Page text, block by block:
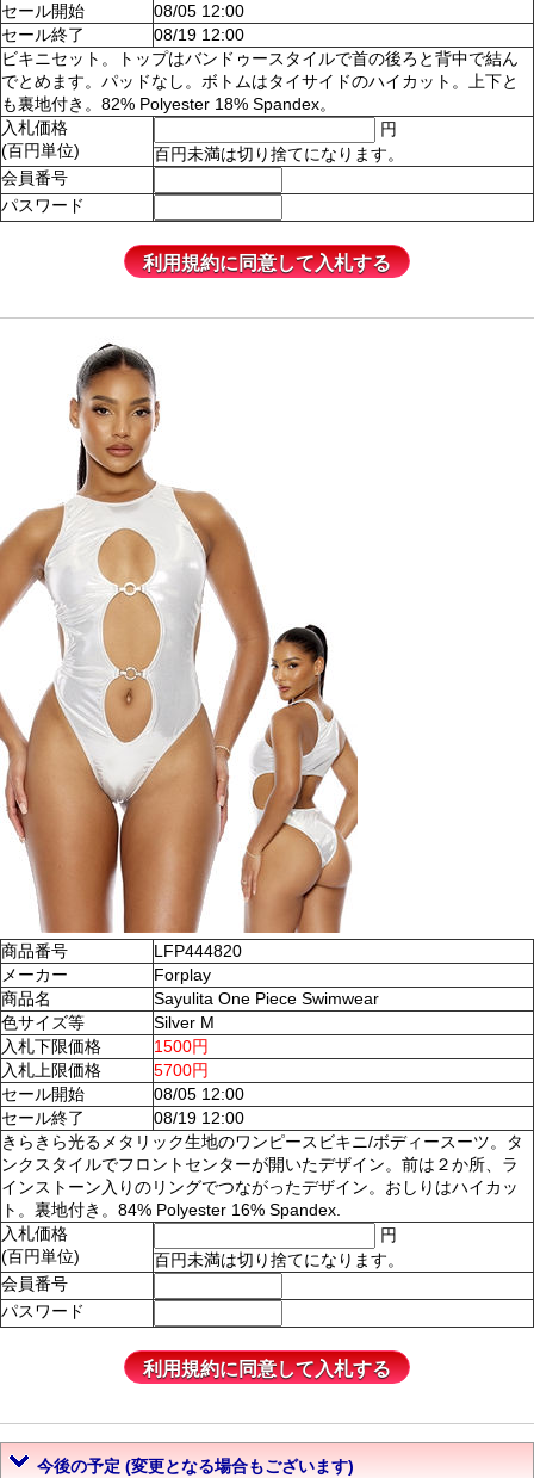
セール開始
08/05 12:00
セール終了
08/19 12:00
ビキニセット。トップはバンドゥースタイルで首の後ろと背中で結ん
でとめます。パッドなし。ボトムはタイサイドのハイカット。上下と
も裏地付き。82% Polyester 18% Spandex。
入札価格
(百円単位)
円
百円未満は切り捨てになります。
会員番号
パスワード
商品番号
LFP444820
メーカー
Forplay
商品名
Sayulita One Piece Swimwear
色サイズ等
Silver M
入札下限価格
1500円
入札上限価格
5700円
セール開始
08/05 12:00
セール終了
08/19 12:00
きらきら光るメタリック生地のワンピースビキニ/ボディースーツ。タ
ンクスタイルでフロントセンターが開いたデザイン。前は２か所、ラ
インストーン入りのリングでつながったデザイン。おしりはハイカッ
ト。裏地付き。84% Polyester 16% Spandex.
入札価格
(百円単位)
円
百円未満は切り捨てになります。
会員番号
パスワード
今後の予定 (変更となる場合もございます)